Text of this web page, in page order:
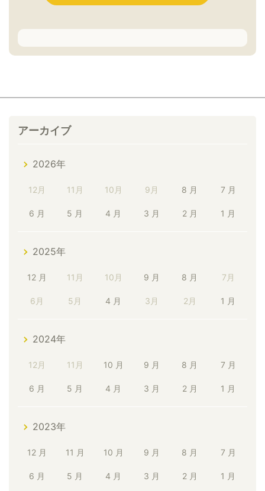
アーカイブ
2026年
12月 11月 10月 9月 8 月 7 月
6 月 5 月 4 月 3 月 2 月 1 月
2025年
12 月 11月 10月 9 月 8 月 7月
6月 5月 4 月 3月 2月 1 月
2024年
12月 11月 10 月 9 月 8 月 7 月
6 月 5 月 4 月 3 月 2 月 1 月
2023年
12 月 11 月 10 月 9 月 8 月 7 月
6 月 5 月 4 月 3 月 2 月 1 月